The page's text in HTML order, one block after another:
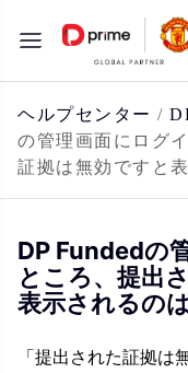
ン
テ
ン
ツ
へ
キ
プ
ヘルプセンター /
の管理画面にログ
証拠は無効ですと
DP Fundedの
ところ、提出
表示されるの
「提出された証拠は